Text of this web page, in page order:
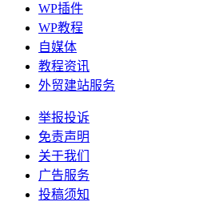
WP插件
WP教程
自媒体
教程资讯
外贸建站服务
举报投诉
免责声明
关于我们
广告服务
投稿须知